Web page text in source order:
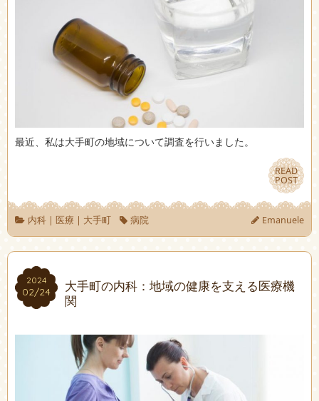
最近、私は大手町の地域について調査を行いました。
READ
POST
READ
POST
内科| 医療 | 大手町 病院 Emanuele
2024
02/24
2024
02/24
大手町の内科：地域の健康を支える医療機
関